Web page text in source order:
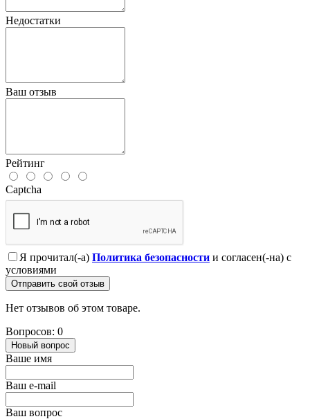
Недостатки
Ваш отзыв
Рейтинг
Captcha
Я прочитал(-а) Политика безопасности и согласен(-на) с
условиями
Отправить свой отзыв
Нет отзывов об этом товаре.
Вопросов: 0
Новый вопрос
Ваше имя
Ваш e-mail
Ваш вопрос